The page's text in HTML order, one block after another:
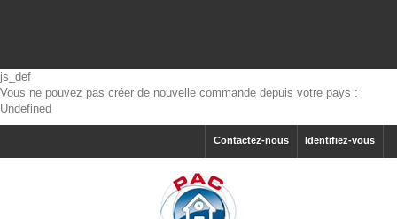
js_def
Vous ne pouvez pas créer de nouvelle commande depuis votre pays :
Undefined
Identifiez-vous
Contactez-nous